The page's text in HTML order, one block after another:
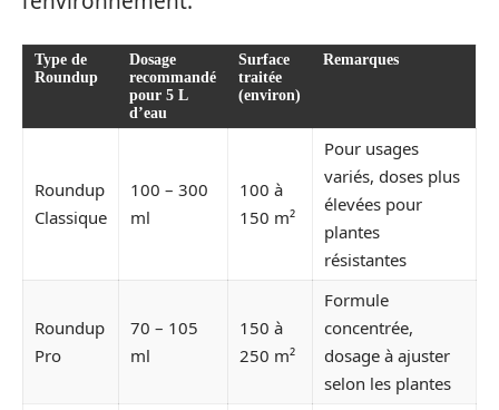
Type de
Roundup
Dosage
recommandé
pour 5 L
d’eau
Surface
traitée
(environ)
Remarques
Roundup
Classique
100 – 300
ml
100 à
150 m²
Pour usages
variés, doses plus
élevées pour
plantes
résistantes
Roundup
Pro
70 – 105
ml
150 à
250 m²
Formule
concentrée,
dosage à ajuster
selon les plantes